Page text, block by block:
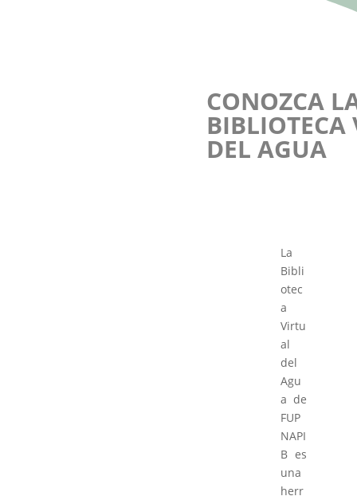
CONOZCA
BIBLIOTECA
DEL AGUA
La
Bibli
otec
a
Virtu
al
del
Agu
a de
FUP
NAPI
B es
una
herr